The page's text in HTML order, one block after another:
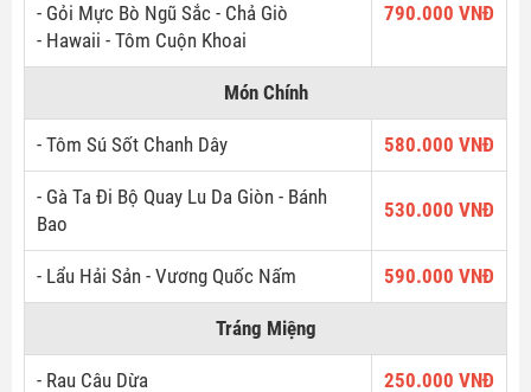
- Gỏi Mực Bò Ngũ Sắc - Chả Giò
- Hawaii - Tôm Cuộn Khoai
790.000 VNĐ
Món Chính
- Tôm Sú Sốt Chanh Dây 580.000 VNĐ
- Gà Ta Đi Bộ Quay Lu Da Giòn - Bánh
Bao
530.000 VNĐ
- Lẩu Hải Sản - Vương Quốc Nấm 590.000 VNĐ
Tráng Miệng
- Rau Câu Dừa 250.000 VNĐ